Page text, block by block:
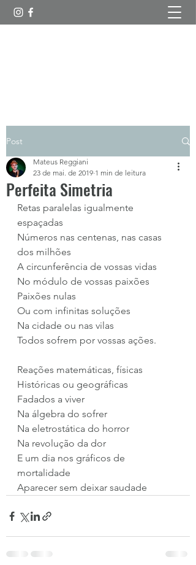
Post
Perfeita Simetria
Mateus Reggiani
23 de mai. de 2019 1 min de leitura
Retas paralelas igualmente
espaçadas
Números nas centenas, nas casas
dos milhões
A circunferência de vossas vidas
No módulo de vossas paixões
Paixões nulas
Ou com infinitas soluções
Na cidade ou nas vilas
Todos sofrem por vossas ações.
Reações matemáticas, físicas
Históricas ou geográficas
Fadados a viver
Na álgebra do sofrer
Na eletrostática do horror
Na revolução da dor
E um dia nos gráficos de
mortalidade
Aparecer sem deixar saudade